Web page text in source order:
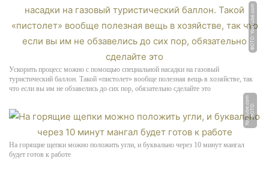
ФОТО: YouTube.com
Ускорить процесс можно с помощью специальной насадки на газовый
туристический баллон. Такой «пистолет» вообще полезная вещь в хозяйстве, так
что если вы им не обзавелись до сих пор, обязательно сделайте это
Ф
О
Т
О:
Y
o
u
T
u
b
e.
c
o
m
На горящие щепки можно положить угли, и буквально через 10 минут мангал
будет готов к работе